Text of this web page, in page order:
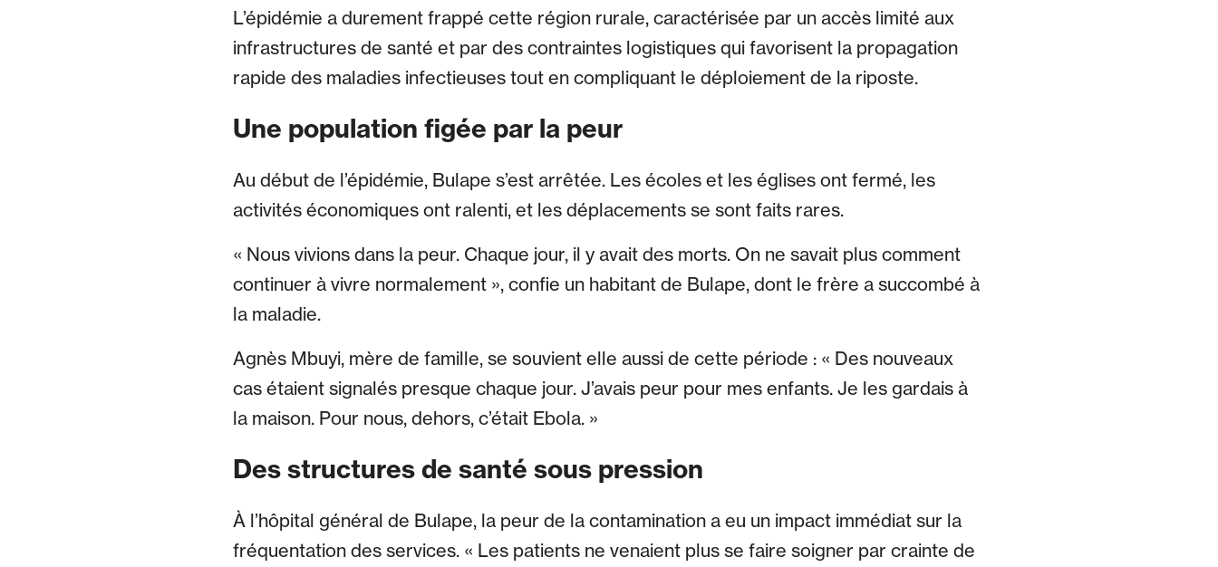
L’épidémie a durement frappé cette région rurale, caractérisée par un accès limité aux
infrastructures de santé et par des contraintes logistiques qui favorisent la propagation
rapide des maladies infectieuses tout en compliquant le déploiement de la riposte.
Une population figée par la peur
Au début de l’épidémie, Bulape s’est arrêtée. Les écoles et les églises ont fermé, les
activités économiques ont ralenti, et les déplacements se sont faits rares.
« Nous vivions dans la peur. Chaque jour, il y avait des morts. On ne savait plus comment
continuer à vivre normalement », confie un habitant de Bulape, dont le frère a succombé à
la maladie.
Agnès Mbuyi, mère de famille, se souvient elle aussi de cette période : « Des nouveaux
cas étaient signalés presque chaque jour. J’avais peur pour mes enfants. Je les gardais à
la maison. Pour nous, dehors, c’était Ebola. »
Des structures de santé sous pression
À l’hôpital général de Bulape, la peur de la contamination a eu un impact immédiat sur la
fréquentation des services. « Les patients ne venaient plus se faire soigner par crainte de